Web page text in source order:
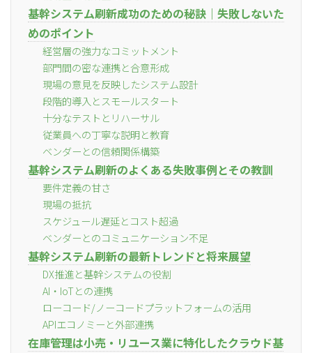
基幹システム刷新成功のための秘訣｜失敗しないた
めのポイント
経営層の強力なコミットメント
部門間の密な連携と合意形成
現場の意見を反映したシステム設計
段階的導入とスモールスタート
十分なテストとリハーサル
従業員への丁寧な説明と教育
ベンダーとの信頼関係構築
基幹システム刷新のよくある失敗事例とその教訓
要件定義の甘さ
現場の抵抗
スケジュール遅延とコスト超過
ベンダーとのコミュニケーション不足
基幹システム刷新の最新トレンドと将来展望
DX推進と基幹システムの役割
AI・IoTとの連携
ローコード/ノーコードプラットフォームの活用
APIエコノミーと外部連携
在庫管理は小売・リユース業に特化したクラウド基